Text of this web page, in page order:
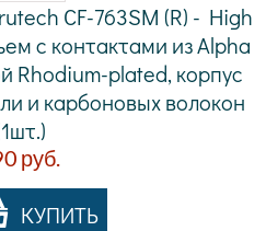
CF-763SM (R) - High
с контактами из Alpha
Rhodium-plated, корпус
и карбоновых волокон
руб.
КУПИТЬ